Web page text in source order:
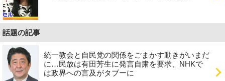
話題の記事
統一教会と自民党の関係をごまかす動きがいまだ
に…民放は有田芳生に発言自粛を要求、NHKで
は政界への言及がタブーに